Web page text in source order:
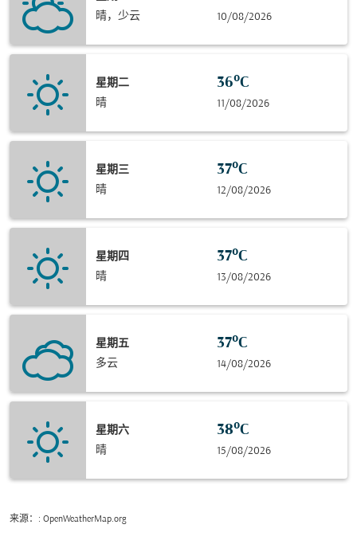
晴，少云
10/08/2026
星期二
晴
36°C
11/08/2026
星期三
晴
37°C
12/08/2026
星期四
晴
37°C
13/08/2026
星期五
多云
37°C
14/08/2026
星期六
晴
38°C
15/08/2026
来源： : OpenWeatherMap.org